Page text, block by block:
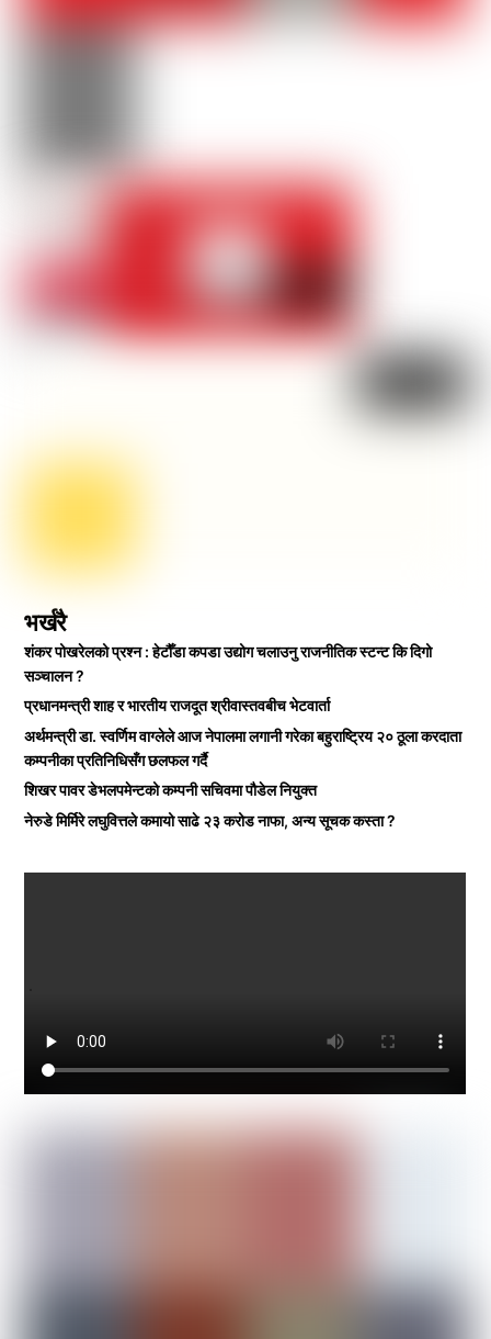
भर्खरै
शंकर पोखरेलको प्रश्न : हेटौँडा कपडा उद्योग चलाउनु राजनीतिक स्टन्ट कि दिगो
सञ्चालन ?
प्रधानमन्त्री शाह र भारतीय राजदूत श्रीवास्तवबीच भेटवार्ता
अर्थमन्त्री डा. स्वर्णिम वाग्लेले आज नेपालमा लगानी गरेका बहुराष्ट्रिय २० ठूला करदाता
कम्पनीका प्रतिनिधिसँग छलफल गर्दै
शिखर पावर डेभलपमेन्टको कम्पनी सचिवमा पौडेल नियुक्त
नेरुडे मिर्मिरे लघुवित्तले कमायो साढे २३ करोड नाफा, अन्य सूचक कस्ता ?